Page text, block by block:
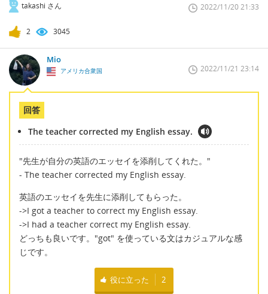
takashi さん 2022/11/20 21:33
2 3045
Mio
アメリカ合衆国 2022/11/21 23:14
回答
The teacher corrected my English essay.
"先生が自分の英語のエッセイを添削してくれた。"
- The teacher corrected my English essay.
英語のエッセイを先生に添削してもらった。
->I got a teacher to correct my English essay.
->I had a teacher correct my English essay.
どっちも良いです。"got" を使っている文はカジュアルな感
じです。
役に立った 2